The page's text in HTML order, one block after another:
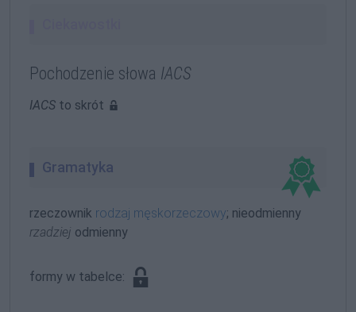
Pochodzenie słowa IACS
IACS to skrót
Gramatyka
rzeczownik rodzaj męskorzeczowy; nieodmienny
rzadziej odmienny
formy w tabelce: